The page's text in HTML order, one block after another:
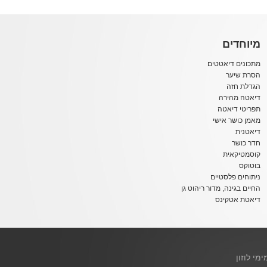
מיוחדים
מתכונים דיאטטים
הסרת שיער
הגדלת חזה
דיאטה מהירה
תפריטי דיאטה
מאמן כושר אישי
דיאטנית
חדר כושר
קוסמטיקאית
בוטוקס
ניתוחים פלסטיים
החיים בגינה, מדור ריהוט גן
דיאטת אטקינס
לוזון